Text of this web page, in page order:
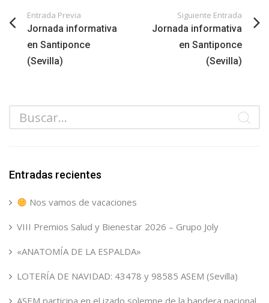
Entrada Previa
Jornada informativa
en Santiponce
(Sevilla)
Siguiente Entrada
Jornada informativa
en Santiponce
(Sevilla)
Entradas recientes
Nos vamos de vacaciones
VIII Premios Salud y Bienestar 2026 – Grupo Joly
«ANATOMÍA DE LA ESPALDA»
LOTERÍA DE NAVIDAD: 43478 y 98585 ASEM (Sevilla)